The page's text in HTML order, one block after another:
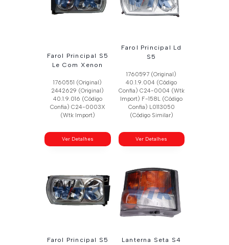
Farol Principal S5
Le Com Xenon
1760551 (Original)
2442629 (Original)
40.1.9.016 (Código
Confia) C24-0003X
(Wtk Import)
Ver Detalhes
Farol Principal Ld
S5
1760597 (Original)
40.1.9.004 (Código
Confia) C24-0004 (Wtk
Import) F-158L (Código
Confia) L0113050
(Código Similar)
Ver Detalhes
Farol Principal S5
Lanterna Seta S4